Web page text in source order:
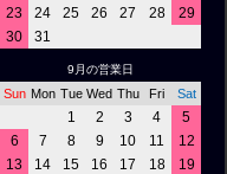
23
24 25 26 27 28
29
30
31
9月の営業日
Sun Mon Tue Wed Thu Fri Sat
1 2 3 4
5
6
7 8 9 10 11
12
13
14 15 16 17 18
19